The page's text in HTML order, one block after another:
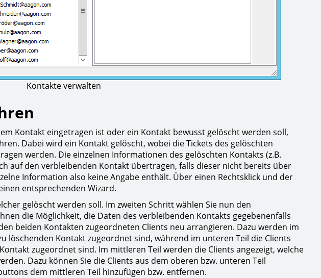
Kontakte verwalten
Kontakt eingetragen ist oder ein Kontakt bewusst gelöscht werden soll,
Dabei wird ein Kontakt gelöscht, wobei die Tickets des gelöschten
werden. Die einzelnen Informationen des gelöschten Kontakts (z.B.
auf den verbleibenden Kontakt übertragen, falls dieser nicht bereits über
Information also keine Angabe enthält. Über einen Rechtsklick und der
entsprechenden Wizard.
gelöscht werden soll. Im zweiten Schritt wählen Sie nun den
die Möglichkeit, die Daten des verbleibenden Kontakts gegebenenfalls
beiden Kontakten zugeordneten Clients neu arrangieren. Dazu werden im
löschenden Kontakt zugeordnet sind, während im unteren Teil die Clients
zugeordnet sind. Im mittleren Teil werden die Clients angezeigt, welche
Dazu können Sie die Clients aus dem oberen bzw. unteren Teil
dem mittleren Teil hinzufügen bzw. entfernen.